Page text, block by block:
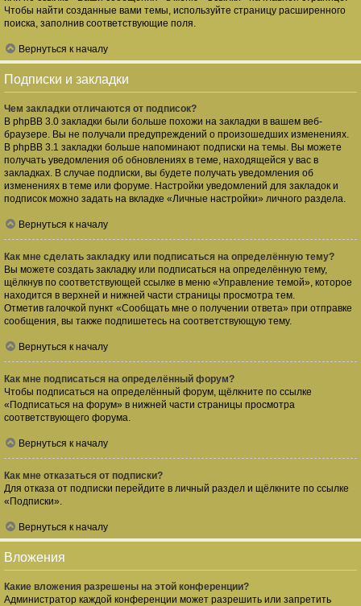
Чтобы найти созданные вами темы, используйте страницу расширенного
поиска, заполнив соответствующие поля.
Вернуться к началу
Подписки и закладки
Чем закладки отличаются от подписок?
В phpBB 3.0 закладки были больше похожи на закладки в вашем веб-
браузере. Вы не получали предупреждений о произошедших изменениях.
В phpBB 3.1 закладки больше напоминают подписки на темы. Вы можете
получать уведомления об обновлениях в теме, находящейся у вас в
закладках. В случае подписки, вы будете получать уведомления об
изменениях в теме или форуме. Настройки уведомлений для закладок и
подписок можно задать на вкладке «Личные настройки» личного раздела.
Вернуться к началу
Как мне сделать закладку или подписаться на определённую тему?
Вы можете создать закладку или подписаться на определённую тему,
щёлкнув по соответствующей ссылке в меню «Управление темой», которое
находится в верхней и нижней части страницы просмотра тем.
Отметив галочкой пункт «Сообщать мне о получении ответа» при отправке
сообщения, вы также подпишетесь на соответствующую тему.
Вернуться к началу
Как мне подписаться на определённый форум?
Чтобы подписаться на определённый форум, щёлкните по ссылке
«Подписаться на форум» в нижней части страницы просмотра
соответствующего форума.
Вернуться к началу
Как мне отказаться от подписки?
Для отказа от подписки перейдите в личный раздел и щёлкните по ссылке
«Подписки».
Вернуться к началу
Вложения
Какие вложения разрешены на этой конференции?
Администратор каждой конференции может разрешить или запретить